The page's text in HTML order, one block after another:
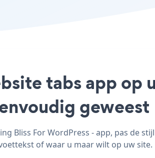
tabs app op
geweest
Bliss For WordPress - app, pas de
of waar u maar wilt op uw site.